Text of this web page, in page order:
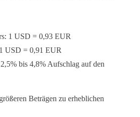
1 USD = 0,93 EUR
USD = 0,91 EUR
bis 4,8% Aufschlag auf den
Beträgen zu erheblichen